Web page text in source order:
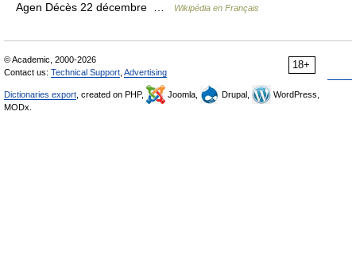
Agen Décès 22 décembre …
Wikipédia en Français
18+
© Academic, 2000-2026
Contact us: Technical Support Advertising
Dictionaries export , created on PHP, Joomla, Drupal,
WordPress,
MODx.